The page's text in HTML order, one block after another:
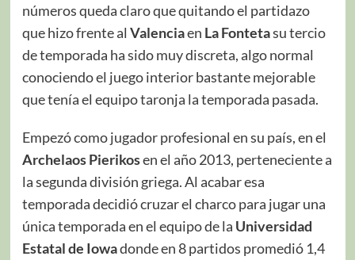
números queda claro que quitando el partidazo
que hizo frente al Valenciaen La Fontetasu tercio
de temporada ha sido muy discreta, algo normal
conociendo el juego interior bastante mejorable
que tenía el equipo taronja la temporada pasada.
Empezó como jugador profesional en su país, en el
Archelaos Pierikosen el año 2013, perteneciente a
la segunda división griega. Al acabar esa
temporada decidió cruzar el charco para jugar una
única temporada en el equipo de la Universidad
Estatal de Iowadonde en 8 partidos promedió 1,4